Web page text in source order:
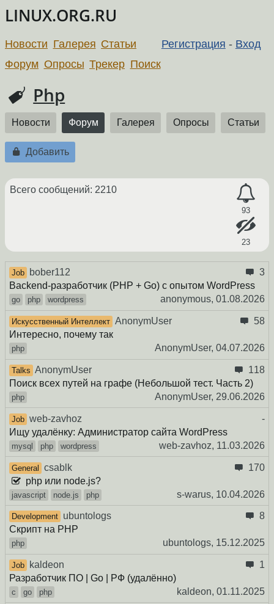
LINUX.ORG.RU
Регистрация - Вход
Новости Галерея Статьи
Форум Опросы Трекер Поиск
Php
Новости Форум Галерея Опросы Статьи
Добавить
93
23
Всего сообщений: 2210
Job bober112
3
Backend-разработчик (PHP + Go) с опытом WordPress
go php wordpress anonymous, 01.08.2026
Искусственный Интеллект AnonymUser
58
Интересно, почему так
php AnonymUser, 04.07.2026
Talks AnonymUser
118
Поиск всех путей на графе (Небольшой тест. Часть 2)
php AnonymUser, 29.06.2026
Job web-zavhoz
-
Ищу удалёнку: Администратор сайта WordPress
mysql php wordpress web-zavhoz, 11.03.2026
General csablk
170
php или node.js?
javascript node.js php s-warus, 10.04.2026
Development ubuntologs
8
Скрипт на PHP
php ubuntologs, 15.12.2025
Job kaldeon
1
Разработчик ПО | Go | РФ (удалённо)
c go php kaldeon, 01.11.2025